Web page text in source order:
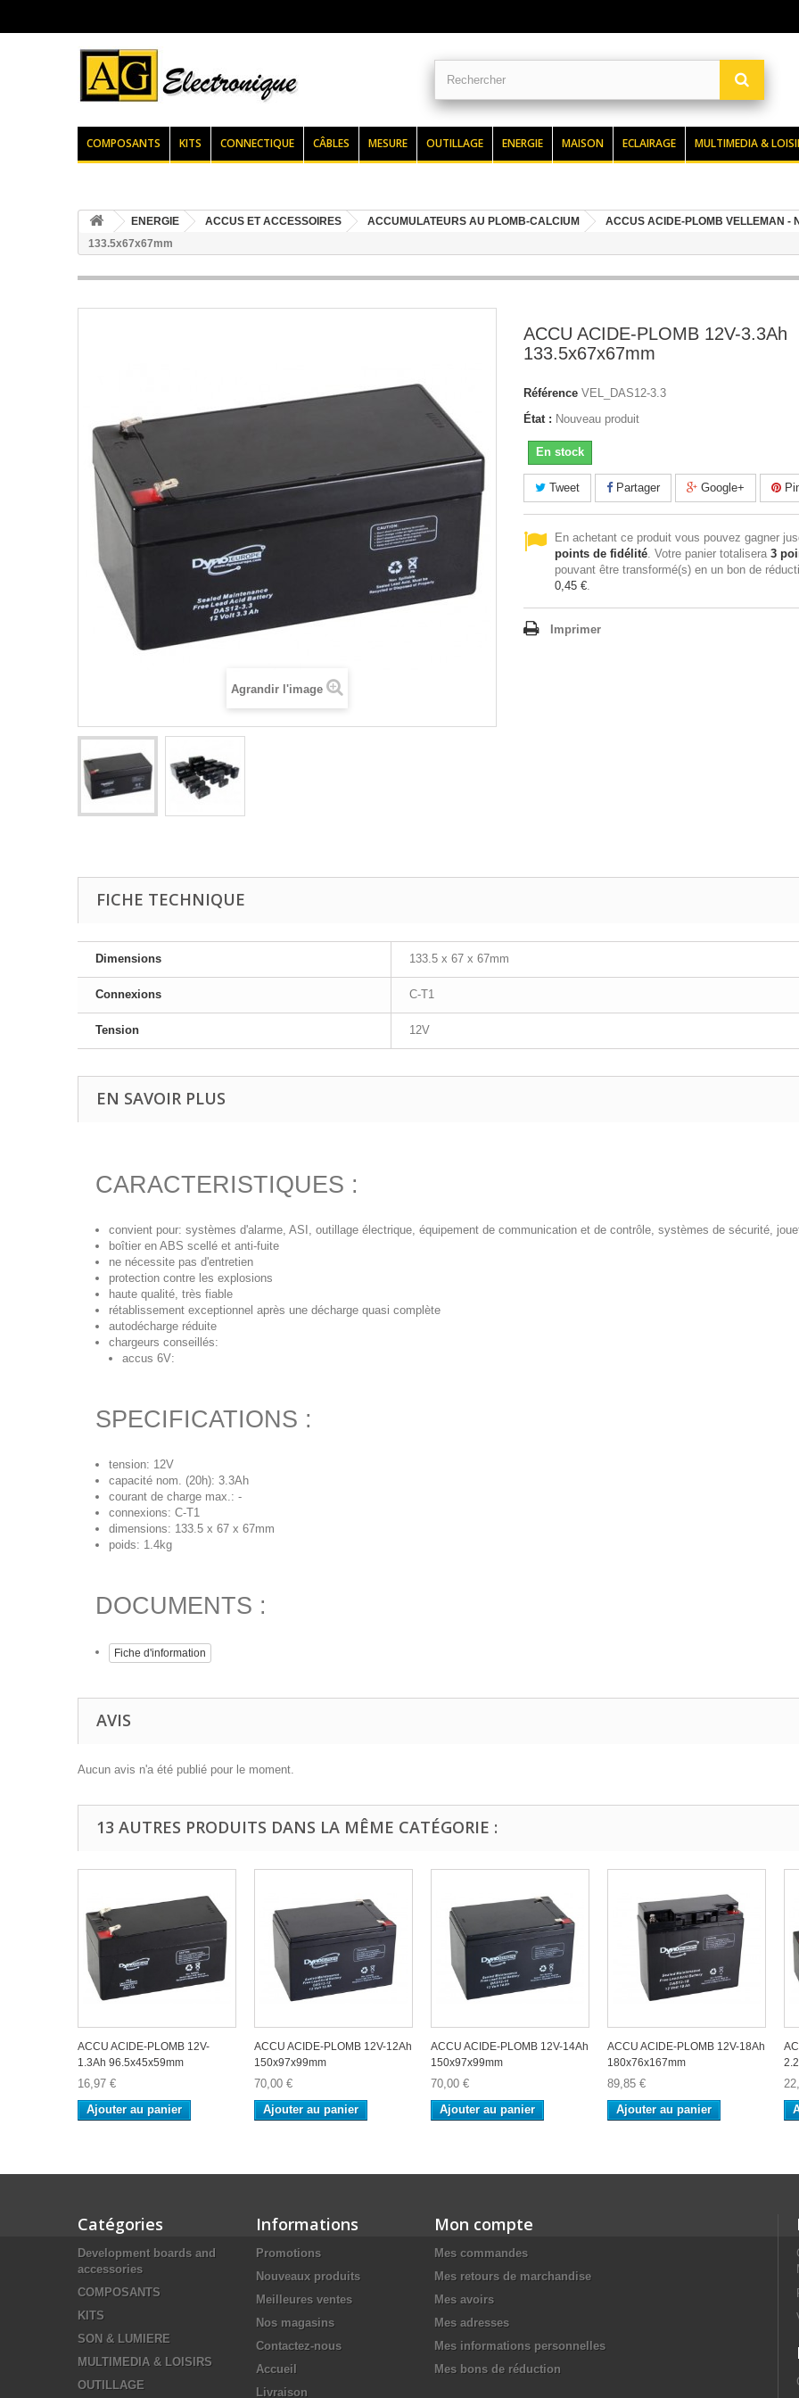
COMPOSANTS KITS CONNECTIQUE CÂBLES MESURE OUTILLAGE ENERGIE MAISON ECLAIRAGE MULTIMEDIA &
ENERGIE ACCUS ET ACCESSOIRES ACCUMULATEURS AU PLOMB-CALCIUM
ACCUS ACIDE-PLOMB VELLEMAN -
133.5x67x67mm
Agrandir l'image
ACCU ACIDE-PLOMB 12V-3.3Ah
133.5x67x67mm
Référence VEL_DAS12-3.3
État : Nouveau produit
En stock
Tweet Partager Google+
En achetant ce produit vous pouvez gagner
points de fidélité. Votre panier totalisera 3
pouvant être transformé(s) en un bon de
0,45 €.
Imprimer
FICHE TECHNIQUE
Dimensions 133.5 x 67 x 67mm
Connexions C-T1
Tension 12V
EN SAVOIR PLUS
CARACTERISTIQUES :
convient pour: systèmes d'alarme, ASI, outillage électrique, équipement de communication et de contrôle, systèmes de sécurité,
boîtier en ABS scellé et anti-fuite
ne nécessite pas d'entretien
protection contre les explosions
haute qualité, très fiable
rétablissement exceptionnel après une décharge quasi complète
autodécharge réduite
chargeurs conseillés:
accus 6V:
SPECIFICATIONS :
tension: 12V
capacité nom. (20h): 3.3Ah
courant de charge max.: -
connexions: C-T1
dimensions: 133.5 x 67 x 67mm
poids: 1.4kg
DOCUMENTS :
Fiche d'information
AVIS
Aucun avis n'a été publié pour le moment.
13 AUTRES PRODUITS DANS LA MÊME CATÉGORIE :
ACCU ACIDE-PLOMB 12V-
1.3Ah 96.5x45x59mm
16,97 €
Ajouter au panier
ACCU ACIDE-PLOMB 12V-12Ah
150x97x99mm
70,00 €
Ajouter au panier
ACCU ACIDE-PLOMB 12V-14Ah
150x97x99mm
70,00 €
Ajouter au panier
ACCU ACIDE-PLOMB 12V-18Ah
180x76x167mm
89,85 €
Ajouter au panier
Catégories
Development boards and
accessories
COMPOSANTS
KITS
SON & LUMIERE
MULTIMEDIA & LOISIRS
OUTILLAGE
Informations
Promotions
Nouveaux produits
Meilleures ventes
Nos magasins
Contactez-nous
Accueil
Livraison
Mon compte
Mes commandes
Mes retours de marchandise
Mes avoirs
Mes adresses
Mes informations personnelles
Mes bons de réduction